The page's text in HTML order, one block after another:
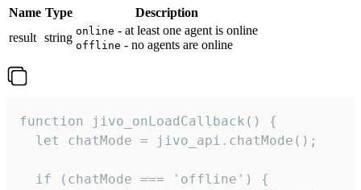
Name Type
Description
result string online - at least one agent is online
offline - no agents are online
function jivo_onLoadCallback() {
  let chatMode = jivo_api.chatMode();
  if (chatMode === 'offline') {